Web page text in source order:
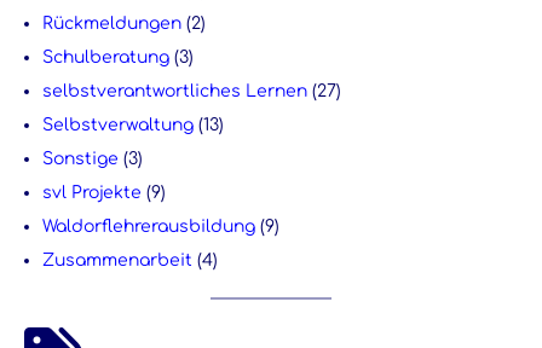
Rückmeldungen (2)
Schulberatung (3)
selbstverantwortliches Lernen (27)
Selbstverwaltung (13)
Sonstige (3)
svl Projekte (9)
Waldorflehrerausbildung (9)
Zusammenarbeit (4)